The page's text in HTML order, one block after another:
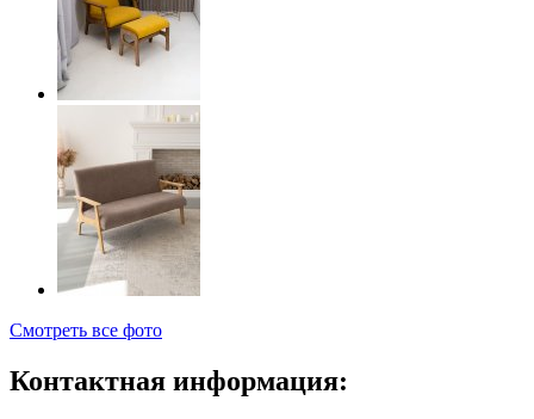
Смотреть все фото
Контактная информация: